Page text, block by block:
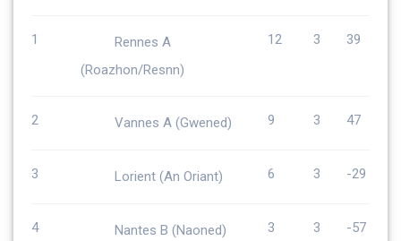
1
Rennes A
(Roazhon/Resnn)
12 3 39
2 Vannes A (Gwened) 9 3 47
3 Lorient (An Oriant) 6 3 -29
4 Nantes B (Naoned) 3 3 -57